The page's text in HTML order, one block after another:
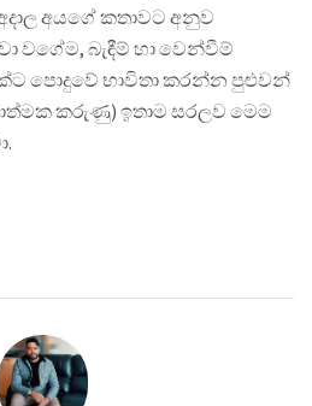
අයගේ කතාවට අනුව
වගේම, බැඳීම් හා වෙන්වීම්
පොදුවේ භාවිතා කරන්න පුළුවන්
කරුණු) ඉතාම සරලව මෙම